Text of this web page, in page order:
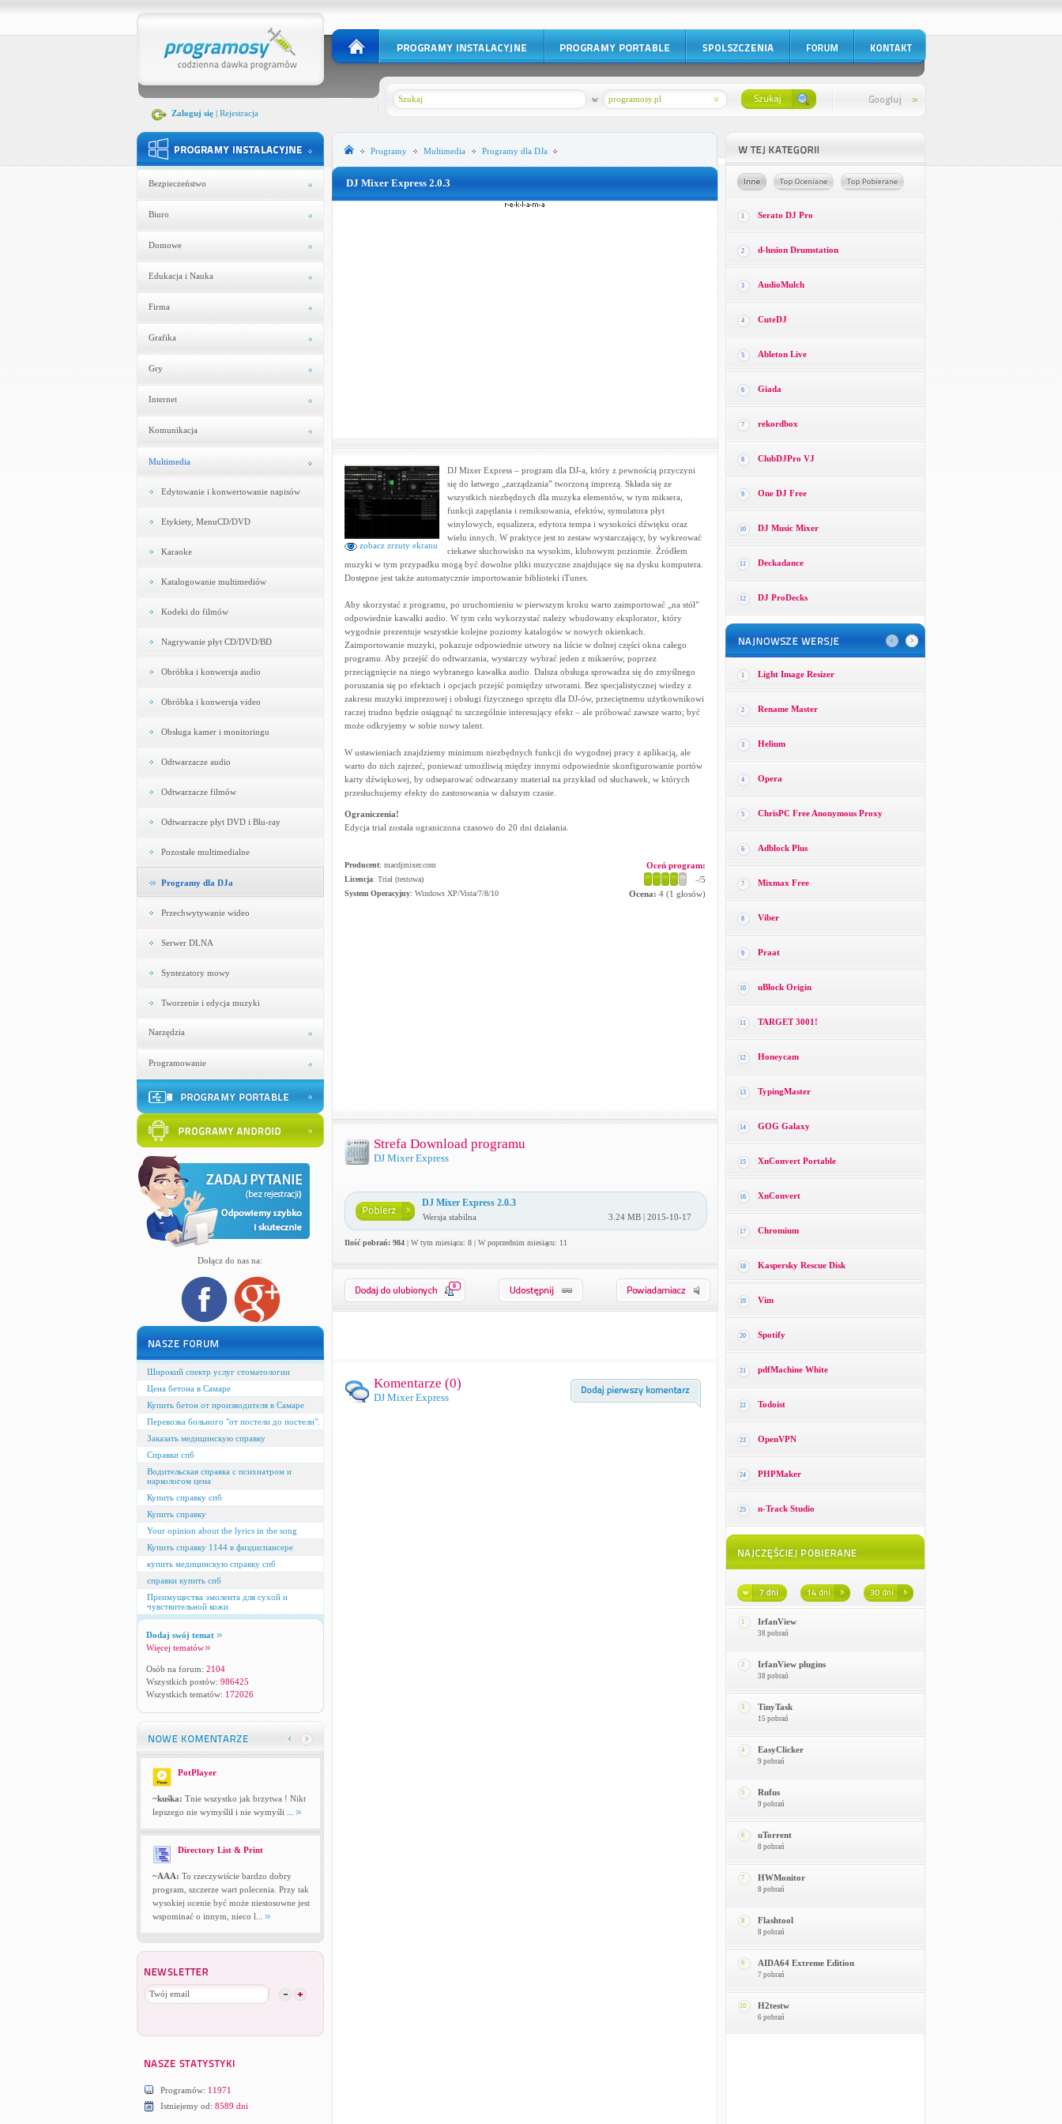
Zaloguj się| Rejestracja
programosy.pl
w
Bezpieczeństwo
Biuro
Domowe
Edukacja i Nauka
Firma
Grafika
Gry
Internet
Komunikacja
Multimedia
Edytowanie i konwertowanie napisów
Etykiety, MenuCD/DVD
Karaoke
Katalogowanie multimediów
Kodeki do filmów
Nagrywanie płyt CD/DVD/BD
Obróbka i konwersja audio
Obróbka i konwersja video
Obsługa kamer i monitoringu
Odtwarzacze audio
Odtwarzacze filmów
Odtwarzacze płyt DVD i Blu-ray
Pozostałe multimedialne
Programy dla DJa
Przechwytywanie wideo
Serwer DLNA
Syntezatory mowy
Tworzenie i edycja muzyki
Narzędzia
Programowanie
Dołącz do nas na:
Широкий спектр услуг стоматологии
Цена бетона в Самаре
Купить бетон от производителя в Самаре
Перевозка больного "от постели до постели".
Заказать медицинскую справку
Справки спб
Водительская справка с психиатром и
наркологом цена
Купить справку спб
Купить справку
Your opinion about the lyrics in the song
Купить справку 1144 в физдиспансере
купить медицинскую справку спб
справки купить спб
Преимущества эмолента для сухой и
чувствительной кожи
Dodaj swój temat
Więcej tematów
Osób na forum: 2104
Wszystkich postów: 986425
Wszystkich tematów: 172026
PotPlayer
~kuśka: Tnie wszystko jak brzytwa ! Nikt
lepszego nie wymyślił i nie wymyśli ...
Directory List & Print
~AAA: To rzeczywiście bardzo dobry
program, szczerze wart polecenia. Przy tak
wysokiej ocenie być może niestosowne jest
wspominać o innym, nieco l...
Programów: 11971
Istniejemy od: 8589 dni
Programy Multimedia Programy dla DJa
DJ Mixer Express 2.0.3
zobacz zrzuty ekranu
DJ Mixer Express – program dla DJ-a, który z pewnością przyczyni
się do łatwego „zarządzania” tworzoną imprezą. Składa się ze
wszystkich niezbędnych dla muzyka elementów, w tym miksera,
funkcji zapętlania i remiksowania, efektów, symulatora płyt
winylowych, equalizera, edytora tempa i wysokości dźwięku oraz
wielu innych. W praktyce jest to zestaw wystarczający, by wykreować
ciekawe słuchowisko na wysokim, klubowym poziomie. Źródłem
muzyki w tym przypadku mogą być dowolne pliki muzyczne znajdujące się na dysku komputera.
Dostępne jest także automatycznie importowanie biblioteki iTunes.
Aby skorzystać z programu, po uruchomieniu w pierwszym kroku warto zaimportować „na stół”
odpowiednie kawałki audio. W tym celu wykorzystać należy wbudowany eksplorator, który
wygodnie prezentuje wszystkie kolejne poziomy katalogów w nowych okienkach.
Zaimportowanie muzyki, pokazuje odpowiednie utwory na liście w dolnej części okna całego
programu. Aby przejść do odtwarzania, wystarczy wybrać jeden z mikserów, poprzez
przeciągnięcie na niego wybranego kawałka audio. Dalsza obsługa sprowadza się do zmyślnego
poruszania się po efektach i opcjach przejść pomiędzy utworami. Bez specjalistycznej wiedzy z
zakresu muzyki imprezowej i obsługi fizycznego sprzętu dla DJ-ów, przeciętnemu użytkownikowi
raczej trudno będzie osiągnąć tu szczególnie interesujący efekt – ale próbować zawsze warto; być
może odkryjemy w sobie nowy talent.
W ustawieniach znajdziemy minimum niezbędnych funkcji do wygodnej pracy z aplikacją, ale
warto do nich zajrzeć, ponieważ umożliwią między innymi odpowiednie skonfigurowanie portów
karty dźwiękowej, by odseparować odtwarzany materiał na przykład od słuchawek, w których
przesłuchujemy efekty do zastosowania w dalszym czasie.
Ograniczenia!
Edycja trial została ograniczona czasowo do 20 dni działania.
Producent: macdjmixer.com
Licencja: Trial (testowa)
System Operacyjny: Windows XP/Vista/7/8/10
Oceń program:
-/5
Ocena: 4(1 głosów)
Strefa Download programu
DJ Mixer Express
DJ Mixer Express 2.0.3
Wersja stabilna 3.24 MB | 2015-10-17
Ilość pobrań: 984| W tym miesiącu: 8 | W poprzednim miesiącu: 11
0
Komentarze (0)
DJ Mixer Express
1 Serato DJ Pro
2 d-lusion Drumstation
3 AudioMulch
4 CuteDJ
5 Ableton Live
6 Giada
7 rekordbox
8 ClubDJPro VJ
9 One DJ Free
10 DJ Music Mixer
11 Deckadance
12 DJ ProDecks
1 Light Image Resizer
2 Rename Master
3 Helium
4 Opera
5 ChrisPC Free Anonymous Proxy
6 Adblock Plus
7 Mixmax Free
8 Viber
9 Praat
10 uBlock Origin
11 TARGET 3001!
12 Honeycam
13 TypingMaster
14 GOG Galaxy
15 XnConvert Portable
16 XnConvert
17 Chromium
18 Kaspersky Rescue Disk
19 Vim
20 Spotify
21 pdfMachine White
22 Todoist
23 OpenVPN
24 PHPMaker
25 n-Track Studio
1 IrfanView
38 pobrań
2 IrfanView plugins
38 pobrań
3 TinyTask
15 pobrań
4 EasyClicker
9 pobrań
5 Rufus
9 pobrań
6 uTorrent
8 pobrań
7 HWMonitor
8 pobrań
8 Flashtool
8 pobrań
9 AIDA64 Extreme Edition
7 pobrań
10 H2testw
6 pobrań